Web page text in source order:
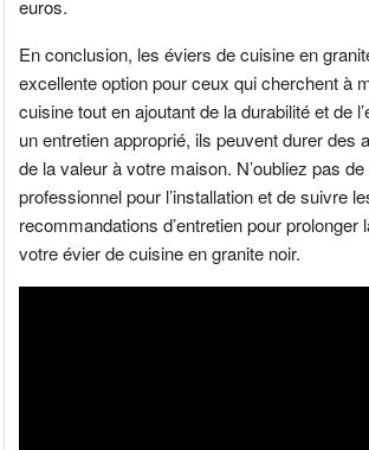
euros.
En conclusion, les éviers de cuisine en
excellente option pour ceux qui cherchent à
cuisine tout en ajoutant de la durabilité et de
un entretien approprié, ils peuvent durer des
de la valeur à votre maison. N’oubliez pas
professionnel pour l’installation et de suivre
recommandations d’entretien pour prolonger
votre évier de cuisine en granite noir.